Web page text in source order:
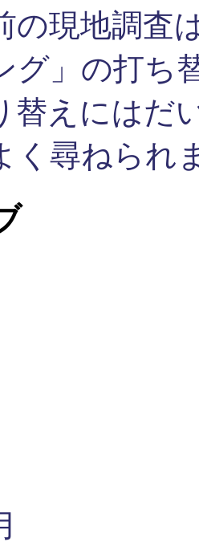
の現地調査
グ」の打ち
替えには
く尋ねられ